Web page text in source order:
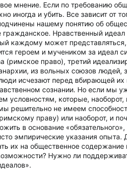
мнение. Если по требованию
иногда и убить. Все зависит от
нашему понятию об
Нравственный идеал
каждому может
героем и мучеником за идеал
(римское право), третий
из вольных союзов людей,
исчезают перед вбирающей их
сознании. Но если мы
условностям, которые,
решительно не имеем
праву) или наоборот, и
в основание «обязательного»,
эмпирические указания опыта.
их на общественное содержание
Нужно ли